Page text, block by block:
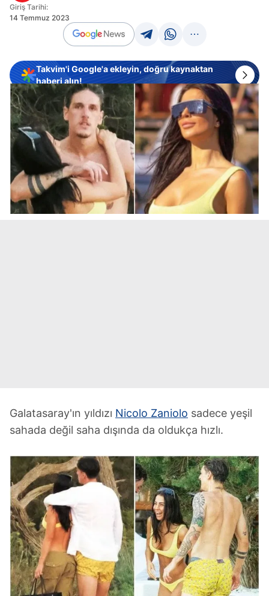
Giriş Tarihi:
14 Temmuz 2023
Takvim'i Google'a ekleyin, doğru kaynaktan
haberi alın!
Galatasaray'ın yıldızı Nicolo Zaniolo sadece yeşil
sahada değil saha dışında da oldukça hızlı.